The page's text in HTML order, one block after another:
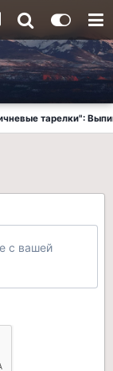
тарелки":
с вашей